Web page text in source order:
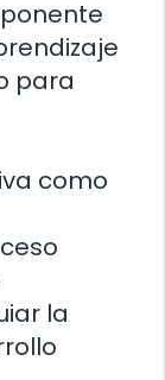
para
como
la